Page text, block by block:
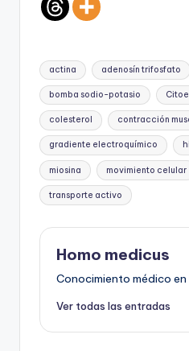
Etiquetas:
actina adenosín trifosfato
bomba sodio-potasio
colesterol contracción
gradiente electroquímico
miosina movimiento celular
transporte activo
Homo medicus
Conocimiento médico en
Ver todas las entradas